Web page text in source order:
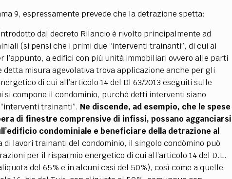
9, espressamente prevede che la detrazione spetta:
dal decreto Rilancio è rivolto principalmente ad
(si pensi che i primi due “interventi trainanti”, di cui ai
l’appunto, a edifici con più unità immobiliari ovvero alle parti
detta misura agevolativa trova applicazione anche per gli
di cui all’articolo 14 del Dl 63/2013 eseguiti sulle
si compone il condominio, purché detti interventi siano
trainanti”. Ne discende, ad esempio, che le spese
di finestre comprensive di infissi, possano agganciarsi
condominiale e beneficiare della detrazione al
di lavori trainanti del condominio, il singolo condòmino può
per il risparmio energetico di cui all’articolo 14 del D.L.
del 65% e in alcuni casi del 50%), così come a quelle